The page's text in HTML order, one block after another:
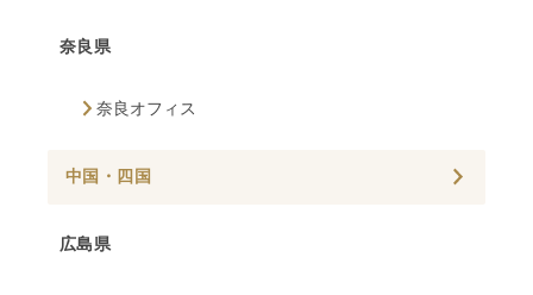
奈良県
奈良オフィス
中国・四国
広島県